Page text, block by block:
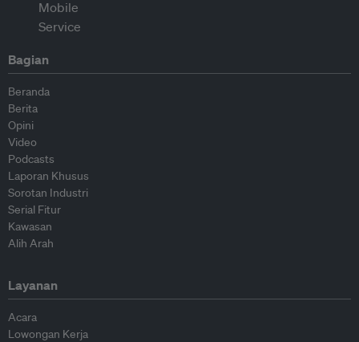
Bagian
Beranda
Berita
Opini
Video
Podcasts
Laporan Khusus
Sorotan Industri
Serial Fitur
Kawasan
Alih Arah
Layanan
Acara
Lowongan Kerja